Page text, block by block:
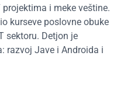
i meke veštine.
kurseve poslovne obuke
sektoru. Detjon je
razvoj Jave i Androida i